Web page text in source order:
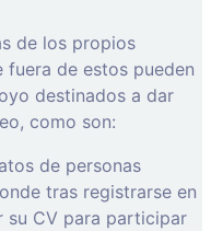
de los propios
de estos pueden
destinados a dar
como son:
de personas
tras registrarse en
su CV para participar